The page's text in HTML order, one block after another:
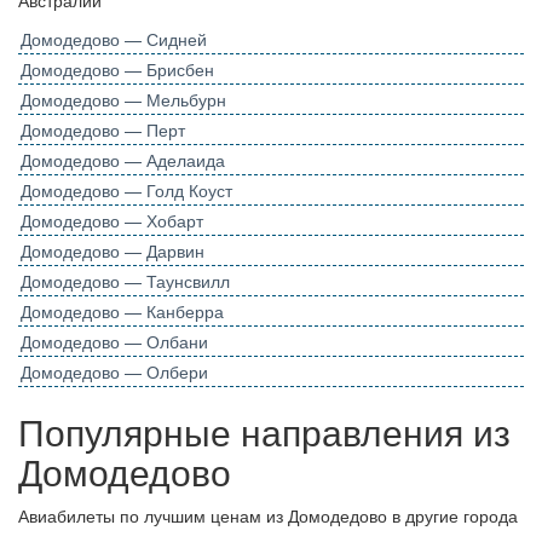
Домодедово — Сидней
Домодедово — Брисбен
Домодедово — Мельбурн
Домодедово — Перт
Домодедово — Аделаида
Домодедово — Голд Коуст
Домодедово — Хобарт
Домодедово — Дарвин
Домодедово — Таунсвилл
Домодедово — Канберра
Домодедово — Олбани
Домодедово — Олбери
Популярные направления из
Домодедово
Авиабилеты по лучшим ценам из Домодедово в другие города